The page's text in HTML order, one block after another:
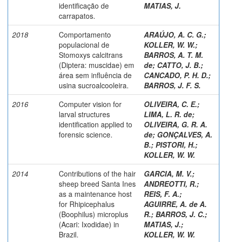
identificação de
carrapatos.
MATIAS, J.
2018
Comportamento
populacional de
Stomoxys calcitrans
(Diptera: muscidae) em
área sem influência de
usina sucroalcooleira.
ARAÚJO, A. C. G.;
KOLLER, W. W.;
BARROS, A. T. M.
de; CATTO, J. B.;
CANCADO, P. H. D.;
BARROS, J. F. S.
2016
Computer vision for
larval structures
identification applied to
forensic science.
OLIVEIRA, C. E.;
LIMA, L. R. de;
OLIVEIRA, G. R. A.
de; GONÇALVES, A.
B.; PISTORI, H.;
KOLLER, W. W.
2014
Contributions of the hair
sheep breed Santa Ines
as a maintenance host
for Rhipicephalus
(Boophilus) microplus
(Acari: Ixodidae) in
Brazil.
GARCIA, M. V.;
ANDREOTTI, R.;
REIS, F. A.;
AGUIRRE, A. de A.
R.; BARROS, J. C.;
MATIAS, J.;
KOLLER, W. W.